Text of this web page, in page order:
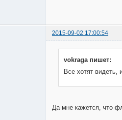
2015-09-02 17:00:54
vokraga пишет:
Все хотят видеть,
Да мне кажется, что